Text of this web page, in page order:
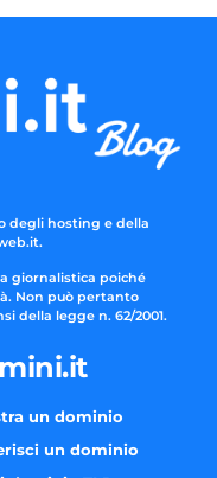
degli hosting e della
giornalistica poiché
Non può pertanto
della legge n. 62/2001.
un dominio
un dominio